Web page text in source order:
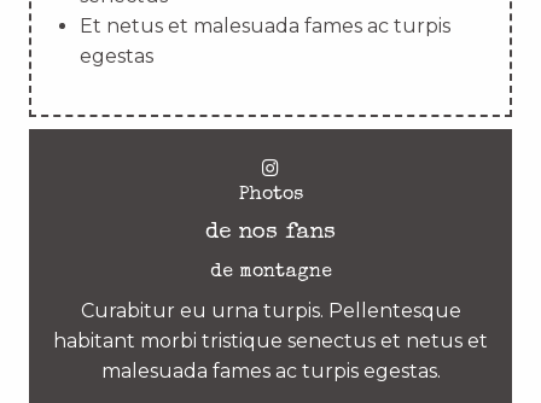
Et netus et malesuada fames ac turpis
egestas
Photos
de nos fans
de montagne
Curabitur eu urna turpis. Pellentesque
habitant morbi tristique senectus et netus et
malesuada fames ac turpis egestas.